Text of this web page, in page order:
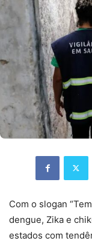
Com o slogan
dengue, Zika e
estados com